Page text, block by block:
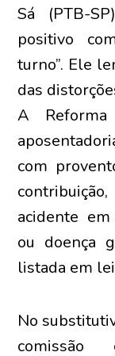
Sá (PTB-
positivo
turno”. Ele
das
A
com
acidente
ou doença
listada em
No
comissão